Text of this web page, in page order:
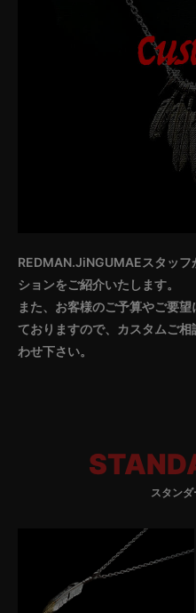
REDMAN.JiNGUMAEスタッ
ションをご紹介いたします。
また、お客様のご予算やご要
ておりますので、カスタムご
わせ下さい。
スタン